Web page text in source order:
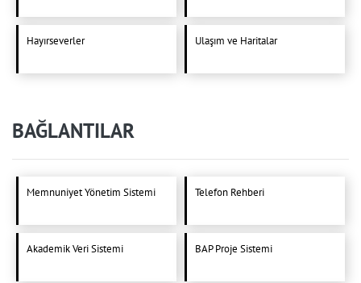
Hayırseverler Ulaşım ve Haritalar
BAĞLANTILAR
Memnuniyet Yönetim Sistemi Telefon Rehberi
Akademik Veri Sistemi BAP Proje Sistemi